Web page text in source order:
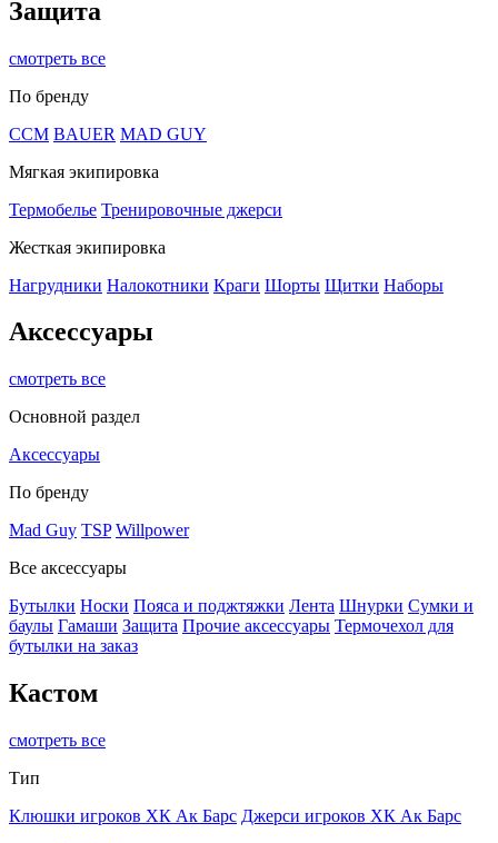
Защита
смотреть все
По бренду
CCM BAUER MAD GUY
Мягкая экипировка
Термобелье Тренировочные джерси
Жесткая экипировка
Нагрудники Налокотники Краги Шорты Щитки Наборы
Аксессуары
смотреть все
Основной раздел
Аксессуары
По бренду
Mad Guy TSP Willpower
Все аксессуары
Бутылки Носки Пояса и поджтяжки Лента Шнурки Сумки и
баулы Гамаши Защита Прочие аксессуары Термочехол для
бутылки на заказ
Кастом
смотреть все
Тип
Клюшки игроков ХК Ак Барс Джерси игроков ХК Ак Барс